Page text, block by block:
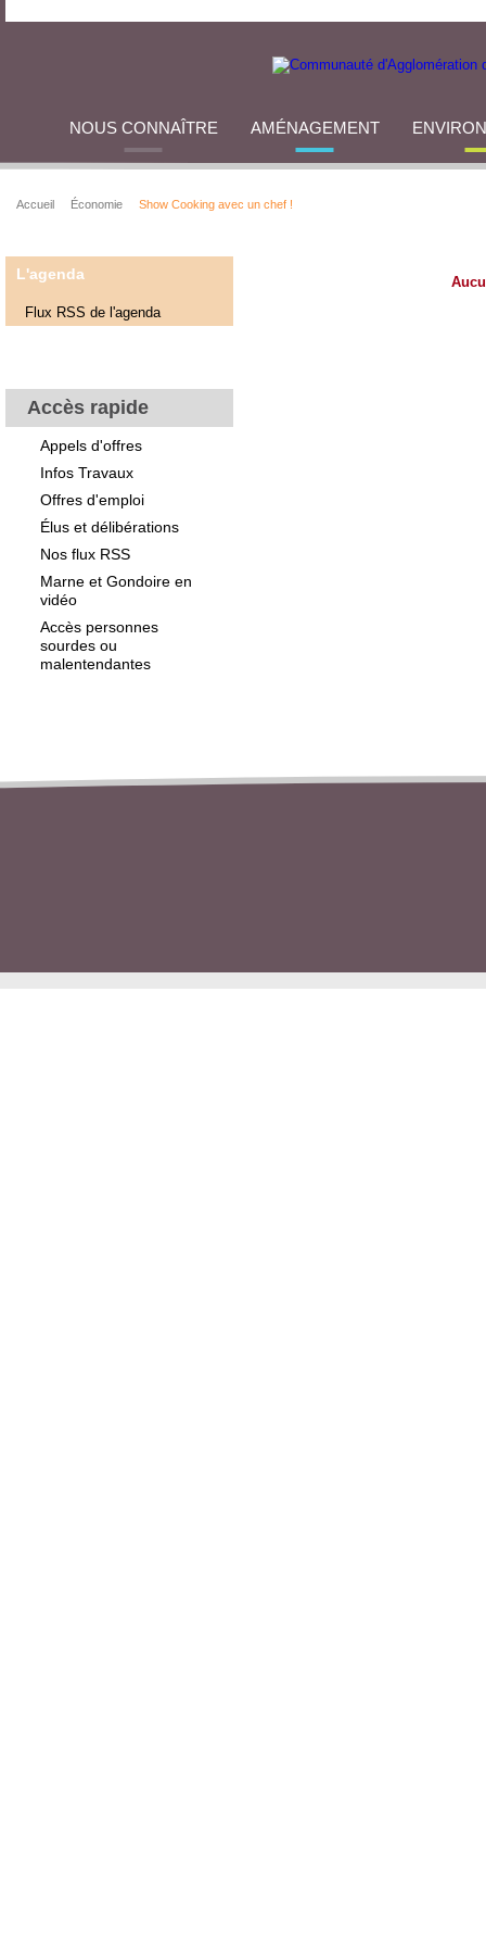
NOUS CONNAÎTRE AMÉNAGEMENT
Accueil Économie Show Cooking avec un chef !
L'agenda
Flux RSS de l'agenda
Accès rapide
Appels d'offres
Infos Travaux
Offres d'emploi
Élus et délibérations
Nos flux RSS
Marne et Gondoire en
vidéo
Accès personnes
sourdes ou
malentendantes